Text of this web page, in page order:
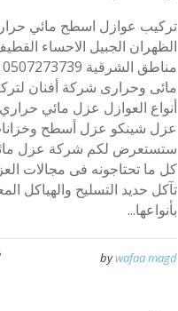
تركيب عوازل اسطح مائي
الظهران الجبيل الاحساء
مائى وحرارى شركة أفنان
أنواع العوازل عزل مائي
عزل شينكو عزل أسطح
ستستعرض لكم شركة عزل
كل ما تحتاجونه فى مجالات
تآكل حديد التسليح والهياكل
بأنواعها...
bywafaa magd